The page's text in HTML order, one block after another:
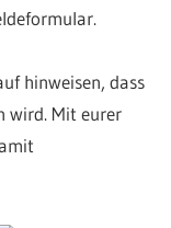
hinweisen, dass
wird. Mit eurer